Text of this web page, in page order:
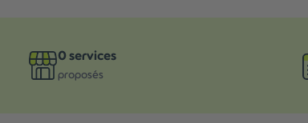
0 services
proposés